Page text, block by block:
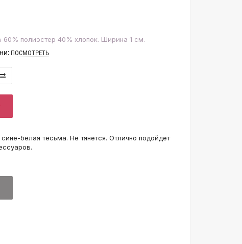
60% полиэстер 40% хлопок. Ширина 1 см.
ПОСМОТРЕТЬ
белая тесьма. Не тянется. Отлично подойдет